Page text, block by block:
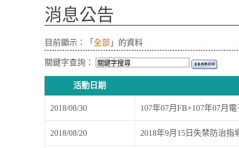
消息公告
目前顯示：「 全部 」的資料
關鍵字查詢：
活動日期
2018/08/30 107年07月FB+107年07月
2018/08/20 2018年9月15日失禁防治指